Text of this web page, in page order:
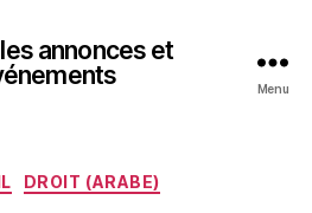
annonces et
Menu
Catégories
DROIT (ARABE)